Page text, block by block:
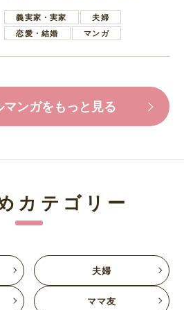
葉で励ます夫
義実家・実家
夫婦
恋愛・結婚
マンガ
ンガをもっと見る
カテゴリー
夫婦
ママ友